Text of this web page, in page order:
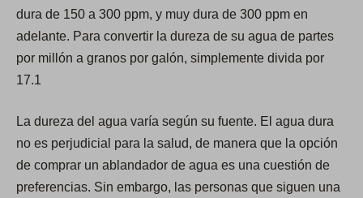
dura de 150 a 300 ppm, y muy dura de 300 ppm en
adelante. Para convertir la dureza de su agua de partes
por millón a granos por galón, simplemente divida por
17.1
La dureza del agua varía según su fuente. El agua dura
no es perjudicial para la salud, de manera que la opción
de comprar un ablandador de agua es una cuestión de
preferencias. Sin embargo, las personas que siguen una